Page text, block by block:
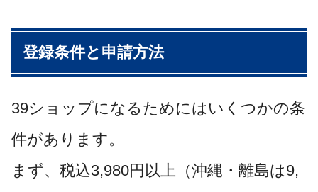
登録条件と申請方法
39ショップになるためにはいくつかの条
件があります。
まず、税込3,980円以上（沖縄・離島は9,